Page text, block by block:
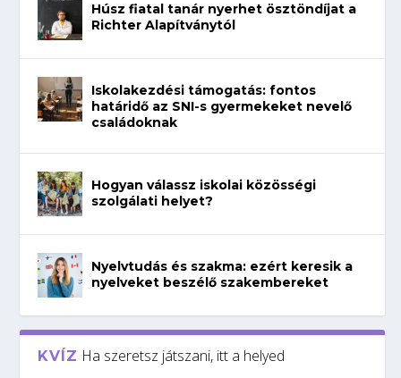
Húsz fiatal tanár nyerhet ösztöndíjat a
Richter Alapítványtól
Iskolakezdési támogatás: fontos
határidő az SNI-s gyermekeket nevelő
családoknak
Hogyan válassz iskolai közösségi
szolgálati helyet?
Nyelvtudás és szakma: ezért keresik a
nyelveket beszélő szakembereket
KVÍZ Ha szeretsz játszani, itt a helyed